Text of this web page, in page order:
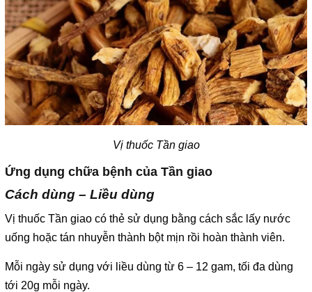
Vị thuốc Tần giao
Ứng dụng chữa bệnh của Tần giao
Cách dùng – Liều dùng
Vị thuốc Tần giao có thẻ sử dụng bằng cách sắc lấy nước
uống hoặc tán nhuyễn thành bột mịn rồi hoàn thành viên.
Mỗi ngày sử dụng với liều dùng từ 6 – 12 gam, tối đa dùng
tới 20g mỗi ngày.